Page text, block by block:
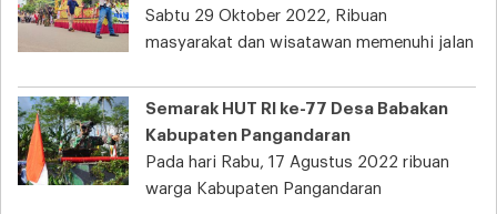
Sabtu 29 Oktober 2022, Ribuan
masyarakat dan wisatawan memenuhi jalan
Semarak HUT RI ke-77 Desa Babakan
Kabupaten Pangandaran
Pada hari Rabu, 17 Agustus 2022 ribuan
warga Kabupaten Pangandaran